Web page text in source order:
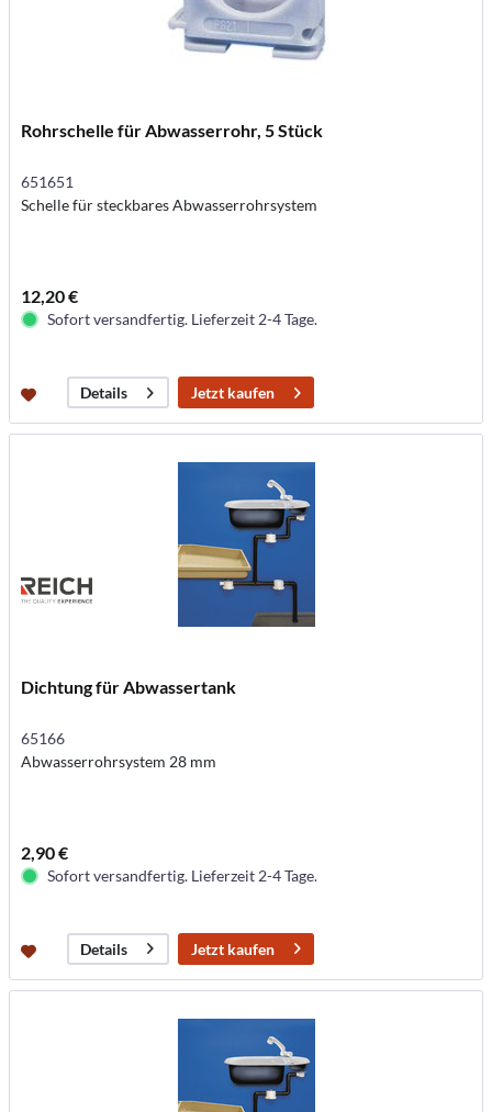
Rohrschelle für Abwasserrohr, 5 Stück
651651
Schelle für steckbares Abwasserrohrsystem
12,20 €
Sofort versandfertig. Lieferzeit 2-4 Tage.
Details Jetzt kaufen
Dichtung für Abwassertank
65166
Abwasserrohrsystem 28 mm
2,90 €
Sofort versandfertig. Lieferzeit 2-4 Tage.
Details Jetzt kaufen